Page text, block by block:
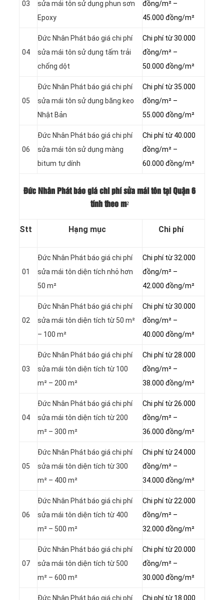
03
sửa mái tôn sử dụng phun sơn
Epoxy
đồng/m² –
45.000 đồng/m²
04
Đức Nhân Phát báo giá chi phí
sửa mái tôn sử dụng tấm trải
chống dột
Chi phí từ 30.000
đồng/m² –
50.000 đồng/m²
05
Đức Nhân Phát báo giá chi phí
sửa mái tôn sử dụng băng keo
Nhật Bản
Chi phí từ 35.000
đồng/m² –
55.000 đồng/m²
06
Đức Nhân Phát báo giá chi phí
sửa mái tôn sử dụng màng
bitum tự dính
Chi phí từ 40.000
đồng/m² –
60.000 đồng/m²
Đức Nhân Phát báo giá chi phí sửa mái tôn tại Quận 6
tính theo m²
Stt Hạng mục Chi phí
01
Đức Nhân Phát báo giá chi phí
sửa mái tôn diện tích nhỏ hơn
50 m²
Chi phí từ 32.000
đồng/m² –
42.000 đồng/m²
02
Đức Nhân Phát báo giá chi phí
sửa mái tôn diện tích từ 50 m²
– 100 m²
Chi phí từ 30.000
đồng/m² –
40.000 đồng/m²
03
Đức Nhân Phát báo giá chi phí
sửa mái tôn diện tích từ 100
m² – 200 m²
Chi phí từ 28.000
đồng/m² –
38.000 đồng/m²
04
Đức Nhân Phát báo giá chi phí
sửa mái tôn diện tích từ 200
m² – 300 m²
Chi phí từ 26.000
đồng/m² –
36.000 đồng/m²
05
Đức Nhân Phát báo giá chi phí
sửa mái tôn diện tích từ 300
m² – 400 m²
Chi phí từ 24.000
đồng/m² –
34.000 đồng/m²
06
Đức Nhân Phát báo giá chi phí
sửa mái tôn diện tích từ 400
m² – 500 m²
Chi phí từ 22.000
đồng/m² –
32.000 đồng/m²
07
Đức Nhân Phát báo giá chi phí
sửa mái tôn diện tích từ 500
m² – 600 m²
Chi phí từ 20.000
đồng/m² –
30.000 đồng/m²
Đức Nhân Phát báo giá chi phí
Chi phí từ 18.000